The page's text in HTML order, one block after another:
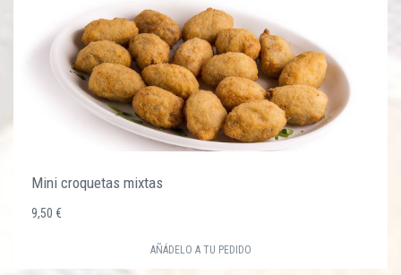
Mini croquetas mixtas
9,50 €
AÑÁDELO A TU PEDIDO